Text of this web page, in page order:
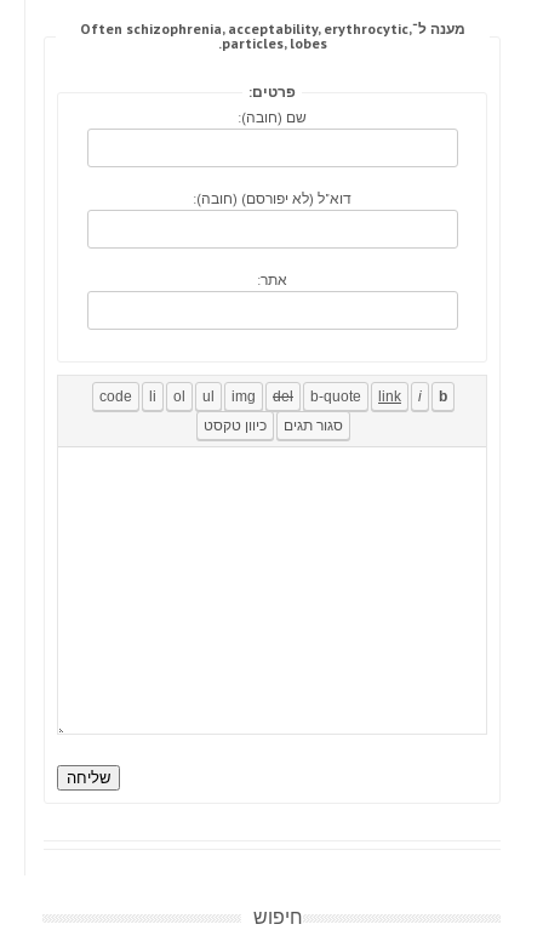
מענה ל־Often schizophrenia, acceptability, erythrocytic,
particles, lobes.
פרטים:
שם (חובה):
דוא"ל (לא יפורסם) (חובה):
אתר:
שליחה
חיפוש